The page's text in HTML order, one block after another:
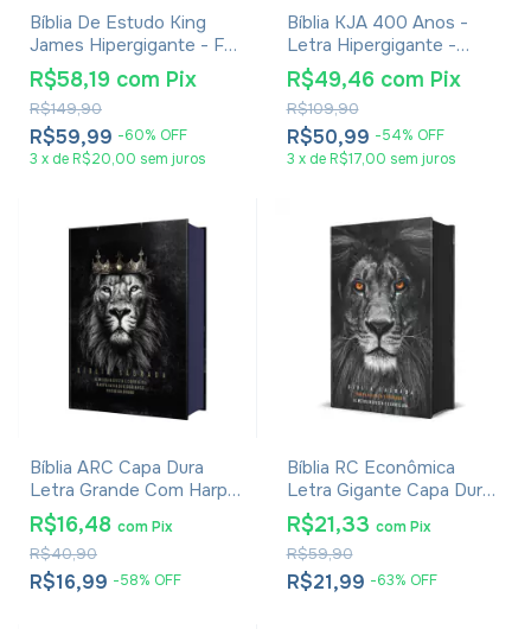
Bíblia De Estudo King
James Hipergigante - Full
Color - Capa Dura
Vintage
R$59,99 -60% OFF
R$149,90
R$58,19 com Pix
3 x de R$20,00 sem juros
Bíblia KJA 400 Anos -
Letra Hipergigante -
Capa Luxo Marrom
R$50,99 -54% OFF
R$109,90
R$49,46 com Pix
3 x de R$17,00 sem juros
Bíblia ARC Capa Dura
Letra Grande Com Harpa
- Textos Coloridos - Leão
Rei Dos Reis
R$16,99 -58% OFF
R$40,90
R$16,48 comPix
Bíblia RC Econômica
Letra Gigante Capa Dura
Com Harpa E Corinhos
Leão PB
R$21,99 -63% OFF
R$59,90
R$21,33 com Pix